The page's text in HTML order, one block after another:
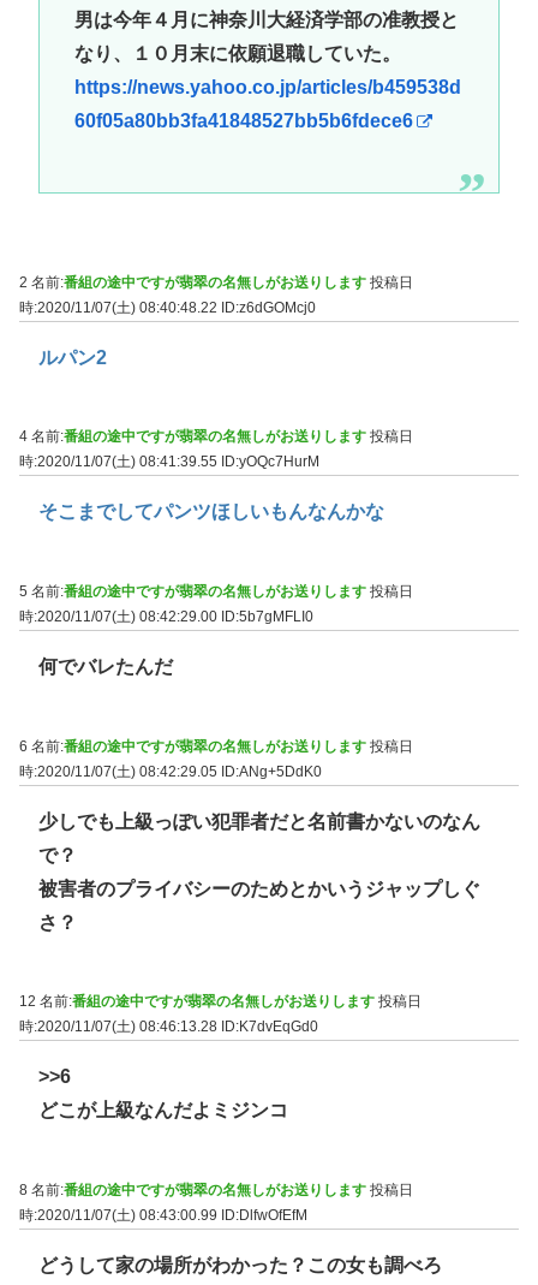
男は今年４月に神奈川大経済学部の准教授と
なり、１０月末に依願退職していた。
https://news.yahoo.co.jp/articles/b459538d
60f05a80bb3fa41848527bb5b6fdece6
2 名前:番組の途中ですが翡翠の名無しがお送りします 投稿日
時:2020/11/07(土) 08:40:48.22 ID:z6dGOMcj0
ルパン2
4 名前:番組の途中ですが翡翠の名無しがお送りします 投稿日
時:2020/11/07(土) 08:41:39.55
ID:yOQc7HurM
そこまでしてパンツほしいもんなんかな
5 名前:番組の途中ですが翡翠の名無しがお送りします 投稿日
時:2020/11/07(土) 08:42:29.00 ID:5b7gMFLI0
何でバレたんだ
6 名前:番組の途中ですが翡翠の名無しがお送りします 投稿日
時:2020/11/07(土) 08:42:29.05 ID:ANg+5DdK0
少しでも上級っぽい犯罪者だと名前書かないのなん
で？
被害者のプライバシーのためとかいうジャップしぐ
さ？
12 名前:番組の途中ですが翡翠の名無しがお送りします 投稿日
時:2020/11/07(土) 08:46:13.28 ID:K7dvEqGd0
>>6
どこが上級なんだよミジンコ
8 名前:番組の途中ですが翡翠の名無しがお送りします 投稿日
時:2020/11/07(土) 08:43:00.99 ID:DlfwOfEfM
どうして家の場所がわかった？この女も調べろ